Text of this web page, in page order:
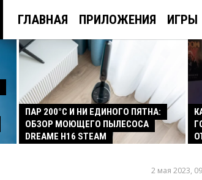
ГЛАВНАЯ ПРИЛОЖЕНИЯ ИГРЫ
ПАР 200°C И НИ ЕДИНОГО ПЯТНА:
ОБЗОР МОЮЩЕГО ПЫЛЕСОСА
DREAME H16 STEAM
2 мая 2023,